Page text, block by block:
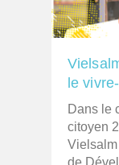
le
Dans le
citoyen
de